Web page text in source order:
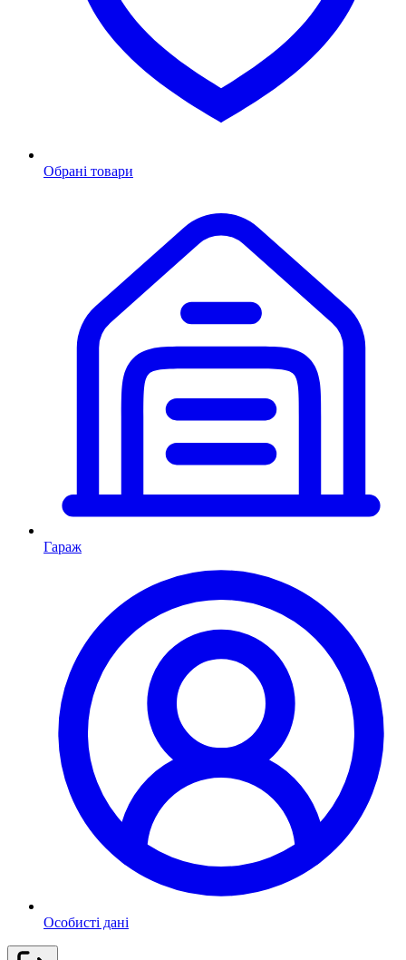
Обрані товари
Гараж
Особисті дані